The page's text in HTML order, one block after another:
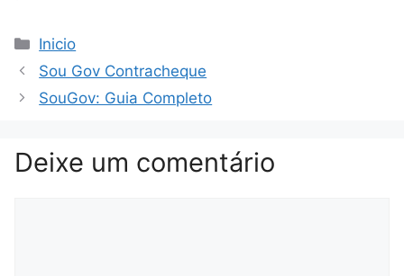
Categorias
Inicio
Sou Gov Contracheque
SouGov: Guia Completo
Deixe um comentário